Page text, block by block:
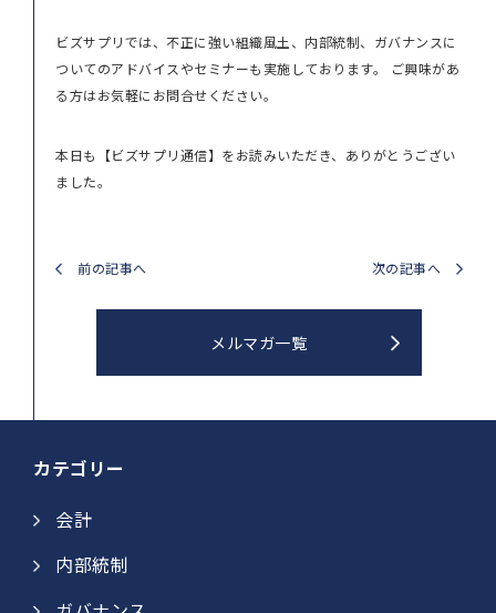
ビズサプリでは、不正に強い組織風土、内部統制、ガバナンスに
ついてのアドバイスやセミナーも実施しております。 ご興味があ
る方はお気軽にお問合せください。
本日も【ビズサプリ通信】をお読みいただき、ありがとうござい
ました。
前の記事へ
メルマガ一覧
次の記事へ
カテゴリー
会計
内部統制